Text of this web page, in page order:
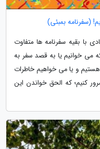
(سفرنامه بمبئی)
با بقیه سفرنامه ها متفاوت
می خوانیم یا به قصد سفر به
و یا می خواهیم خاطرات
کنیم؛ که الحق خواندن این